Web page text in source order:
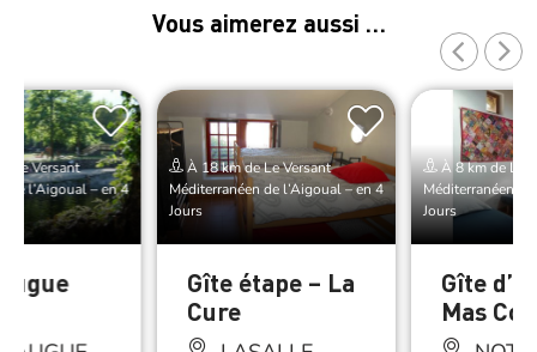
Vous aimerez aussi …
Le Versant
de l’Aigoual – en 4
À 18 km de Le Versant
Méditerranéen de l’Aigoual – en 4
Jours
Gîte étape – La
Cure
À 8 km de Le
Méditerranéen
Jours
Gîte
Mas